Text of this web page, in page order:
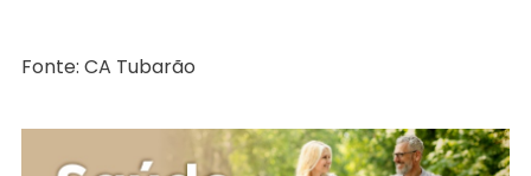
Fonte: CA Tubarão